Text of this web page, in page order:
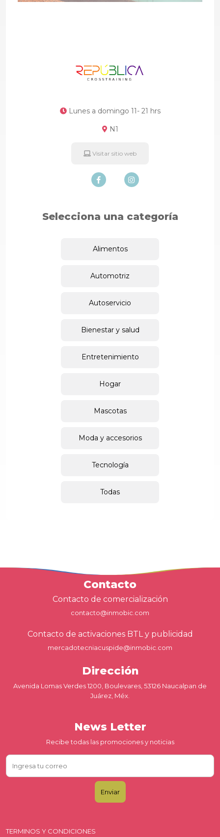
Lunes a domingo 11- 21 hrs
N1
Visitar sitio web
Selecciona una categoría
Alimentos
Automotriz
Autoservicio
Bienestar y salud
Entretenimiento
Hogar
Mascotas
Moda y accesorios
Tecnología
Todas
Contacto
Contacto de comercialización
contacto@inmobic.com
Contacto de activaciones BTL y publicidad
mercadotecniacuspide@inmobic.com
Dirección
Avenida Lomas Verdes 1200, Boulevares, 53126 Naucalpan de
Juárez, Méx.
News Letter
Recibe todas las promociones y noticias
TERMINOS Y CONDICIONES